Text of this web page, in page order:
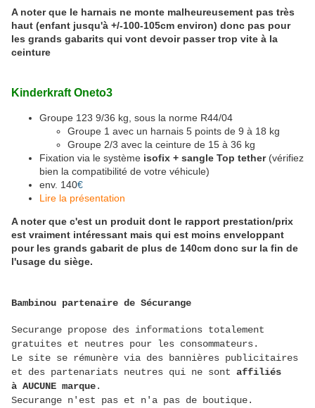
A noter que le harnais ne monte malheureusement pas très
haut (enfant jusqu'à +/-100-105cm environ) donc pas pour
les grands gabarits qui vont devoir passer trop vite à la
ceinture
Kinderkraft Oneto3
Groupe 123 9/36 kg, sous la norme R44/04
Groupe 1 avec un harnais 5 points de 9 à 18 kg
Groupe 2/3 avec la ceinture de 15 à 36 kg
Fixation via le système isofix + sangle Top tether(vérifiez
bien la compatibilité de votre véhicule)
env. 140€
Lire la présentation
A noter que c'est un produit dont le rapport prestation/prix
est vraiment intéressant mais qui est moins enveloppant
pour les grands gabarit de plus de 140cm donc sur la fin de
l'usage du siège.
Bambinou partenaire de Sécurange
Securange propose des informations totalement
gratuites et neutres pour les consommateurs.
Le site se rémunère via des bannières publicitaires
et des partenariats neutres qui ne sont affiliés
à AUCUNE marque.
Securange n'est pas et n'a pas de boutique.